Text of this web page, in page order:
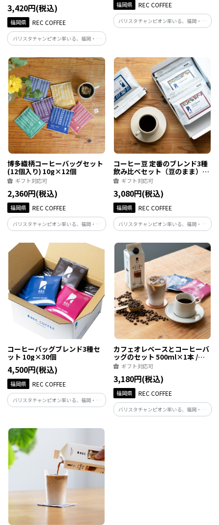
3,420円(税込)
福岡県 REC COFFEE
バリスタチャンピオン率いる、福岡・博
多発のスペシャルティコーヒー専門店が
お届けする、冷やして注ぐだけ。すぐに
楽しめる本格アイスコーヒー。
福岡県 REC COFFEE
バリスタチャンピオン率いる、福岡・博
多発のスペシャルティコーヒー専門店。
向きによって絶妙に味わいが変化します。
博多織柄コーヒーバッグセット
(12個入り) 10g×12個
ギフト対応可
2,360円(税込)
福岡県 REC COFFEE
バリスタチャンピオン率いる、福岡・博
多発のスペシャルティコーヒー専門店。
難しい技術も抽出器具も必要ありませ
ん！お湯さえあればどこでも本格的なコ
ーヒーが味わえます。
コーヒー豆 定番のブレンド3種
飲み比べセット（豆のまま）
100g×3
ギフト対応可
3,080円(税込)
福岡県 REC COFFEE
バリスタチャンピオン率いる、福岡・博
多発のスペシャルティコーヒー専門店。
焙煎違いでお楽しみいただける人気な定
番ブレンド3種類です。
コーヒーバッグブレンド3種セ
ット 10g×30個
4,500円(税込)
福岡県 REC COFFEE
バリスタチャンピオン率いる、福岡・博
多発のスペシャルティコーヒー専門店。
ーヒーバッグは、美味しいコーヒーを抽
出するために必要ないくつもの条件を解
決してあります。
カフェオレベースとコーヒーバ
ッグのセット 500ml×1本 /
10g×8個
ギフト対応可
3,180円(税込)
福岡県 REC COFFEE
バリスタチャンピオン率いる、福岡・博
多発のスペシャルティコーヒー専門店。